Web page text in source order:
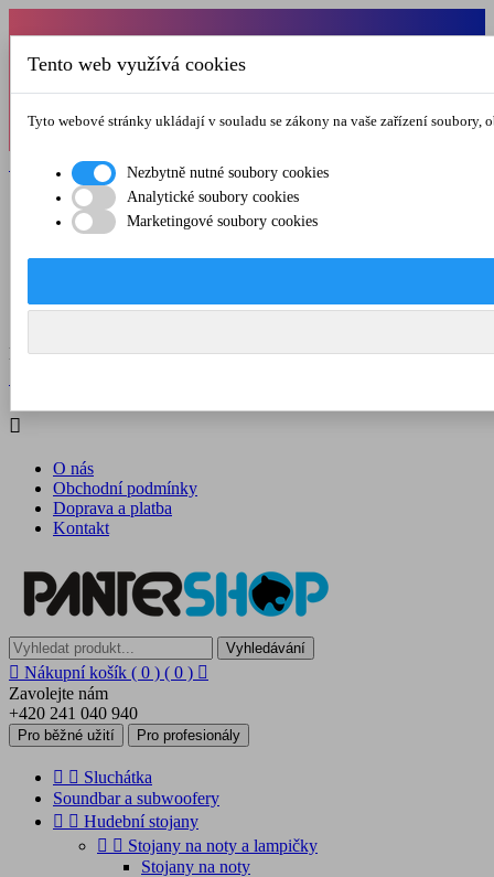
Od 1.7.-31.8.2026 budeme mít v pátek
zkrácenou provozní dobu do 12.00 hod. Přejeme
Registrovat  Přihlásit se
O nás
Kontakt
Menu  

O nás
Obchodní podmínky
Doprava a platba
Kontakt
Vyhledávání
 Nákupní košík ( 0 ) ( 0 ) 
Zavolejte nám
+420 241 040 940
Pro běžné užití Pro profesionály
  Sluchátka
Soundbar a subwoofery
  Hudební stojany
  Stojany na noty a lampičky
Stojany na noty
Tento web využívá cookies
Tyto webové stránky ukládají v souladu se zákony na vaše zařízení
Nezbytně nutné soubory cookies
Analytické soubory cookies
Marketingové soubory cookies